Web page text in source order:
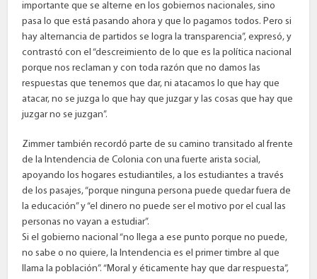
importante que se alterne en los gobiernos nacionales, sino
pasa lo que está pasando ahora y que lo pagamos todos. Pero si
hay alternancia de partidos se logra la transparencia”, expresó, y
contrastó con el “descreimiento de lo que es la política nacional
porque nos reclaman y con toda razón que no damos las
respuestas que tenemos que dar, ni atacamos lo que hay que
atacar, no se juzga lo que hay que juzgar y las cosas que hay que
juzgar no se juzgan”.
Zimmer también recordó parte de su camino transitado al frente
de la Intendencia de Colonia con una fuerte arista social,
apoyando los hogares estudiantiles, a los estudiantes a través
de los pasajes, “porque ninguna persona puede quedar fuera de
la educación” y “el dinero no puede ser el motivo por el cual las
personas no vayan a estudiar”.
Si el gobierno nacional “no llega a ese punto porque no puede,
no sabe o no quiere, la Intendencia es el primer timbre al que
llama la población”. “Moral y éticamente hay que dar respuesta”,